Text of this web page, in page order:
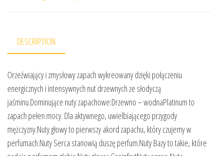
DESCRIPTION
Orzeźwiający i zmysłowy zapach wykreowany dzięki połączeniu
energicznych i intensywnych nut drzewnych ze słodyczą
jaśminu.Dominujące nuty zapachowe:Drzewno – wodnaPlatinum to
zapach pełen mocy. Dla aktywnego, uwielbiającego przygody
mężczyzny.Nuty głowy to pierwszy akord zapachu, który czujemy w
perfumach.Nuty Serca stanowią duszę perfum.Nuty Bazy to takie, które